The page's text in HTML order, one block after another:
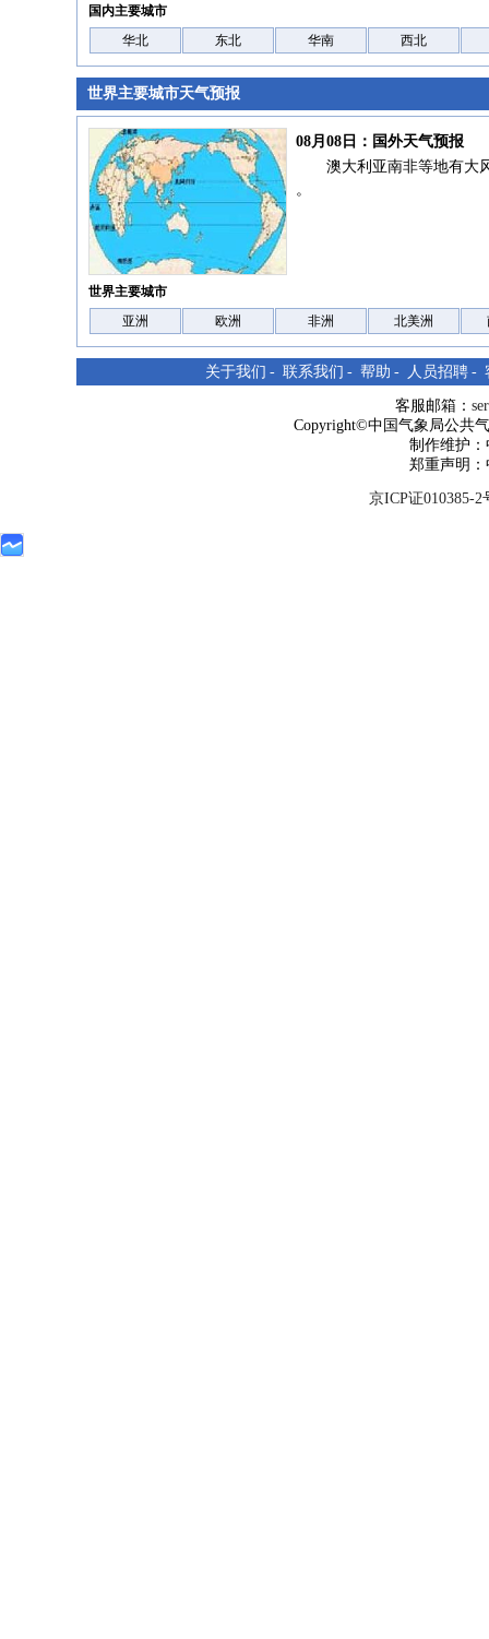
国内主要城市
华北
东北 华南 西北
世界主要城市天气预报
08月08日：国外天气预报
澳大利亚南非等地有大
。
世界主要城市
亚洲
欧洲 非洲 北美洲
关于我们 - 联系我们 - 帮助 - 人员招聘 -
客服邮箱：
Copyright©中国气象局公共
制作维护
郑重声明
京ICP证010385-2